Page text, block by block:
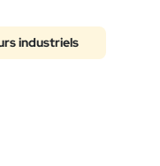
industriels